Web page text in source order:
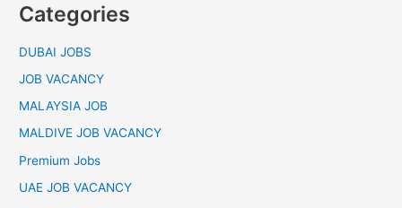
Categories
DUBAI JOBS
JOB VACANCY
MALAYSIA JOB
MALDIVE JOB VACANCY
Premium Jobs
UAE JOB VACANCY